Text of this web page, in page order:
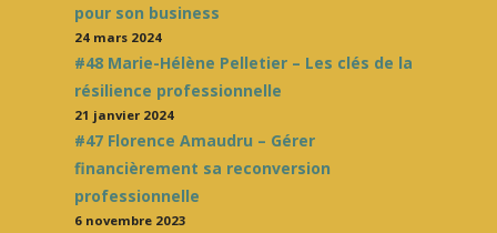
pour son business
24 mars 2024
#48 Marie-Hélène Pelletier – Les clés de la
résilience professionnelle
21 janvier 2024
#47 Florence Amaudru – Gérer
financièrement sa reconversion
professionnelle
6 novembre 2023